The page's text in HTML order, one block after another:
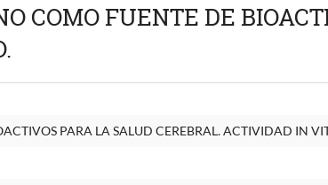
COMO FUENTE DE
PARA LA SALUD CEREBRAL. ACTIVIDAD IN